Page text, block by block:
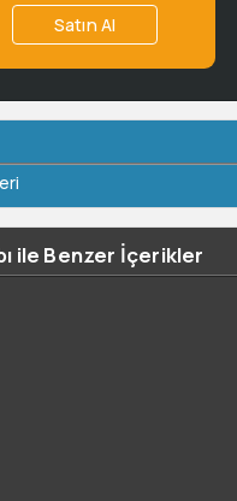
Satın Al
ile Benzer İçerikler